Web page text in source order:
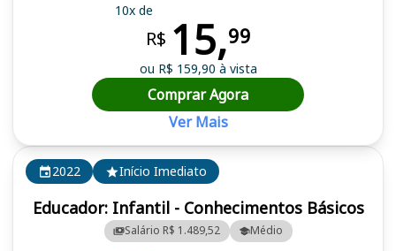
2022 Início Imediato
Educador: Infantil - Conhecimentos Básicos
Salário R$ 1.489,52 Médio
10x de
R$ 15,99
ou R$ 159,90 à vista
Comprar Agora
Ver Mais